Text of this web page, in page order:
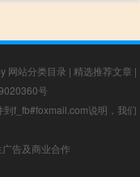
网站分类目录 | 精选推荐文章 |
号
f_fb#foxmail.com说明，我们
告及商业合作